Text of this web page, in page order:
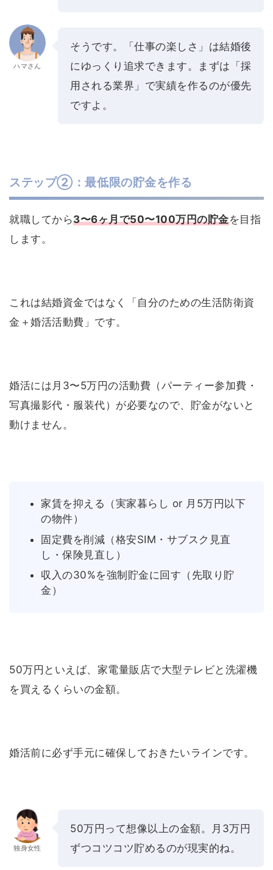
ハマさん
そうです。「仕事の楽しさ」は結婚後
にゆっくり追求できます。まずは「採
用される業界」で実績を作るのが優先
ですよ。
ステップ②：最低限の貯金を作る
就職してから3〜6ヶ月で50〜100万円の貯金を目指
します。
これは結婚資金ではなく「自分のための生活防衛資
金＋婚活活動費」です。
婚活には月3〜5万円の活動費（パーティー参加費・
写真撮影代・服装代）が必要なので、貯金がないと
動けません。
家賃を抑える（実家暮らし or 月5万円以下
の物件）
固定費を削減（格安SIM・サブスク見直
し・保険見直し）
収入の30%を強制貯金に回す（先取り貯
金）
50万円といえば、家電量販店で大型テレビと洗濯機
を買えるくらいの金額。
婚活前に必ず手元に確保しておきたいラインです。
独身女性
50万円って想像以上の金額。月3万円
ずつコツコツ貯めるのが現実的ね。